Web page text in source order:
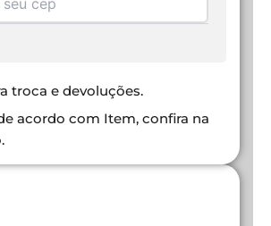
troca e devoluções.
acordo com Item, confira na